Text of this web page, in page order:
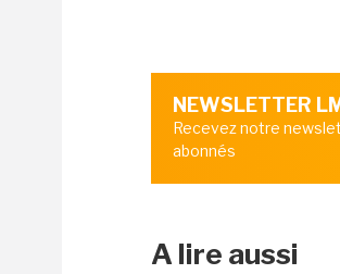
NEWSLETTER LMI
Recevez notre
abonnés
A lire aussi